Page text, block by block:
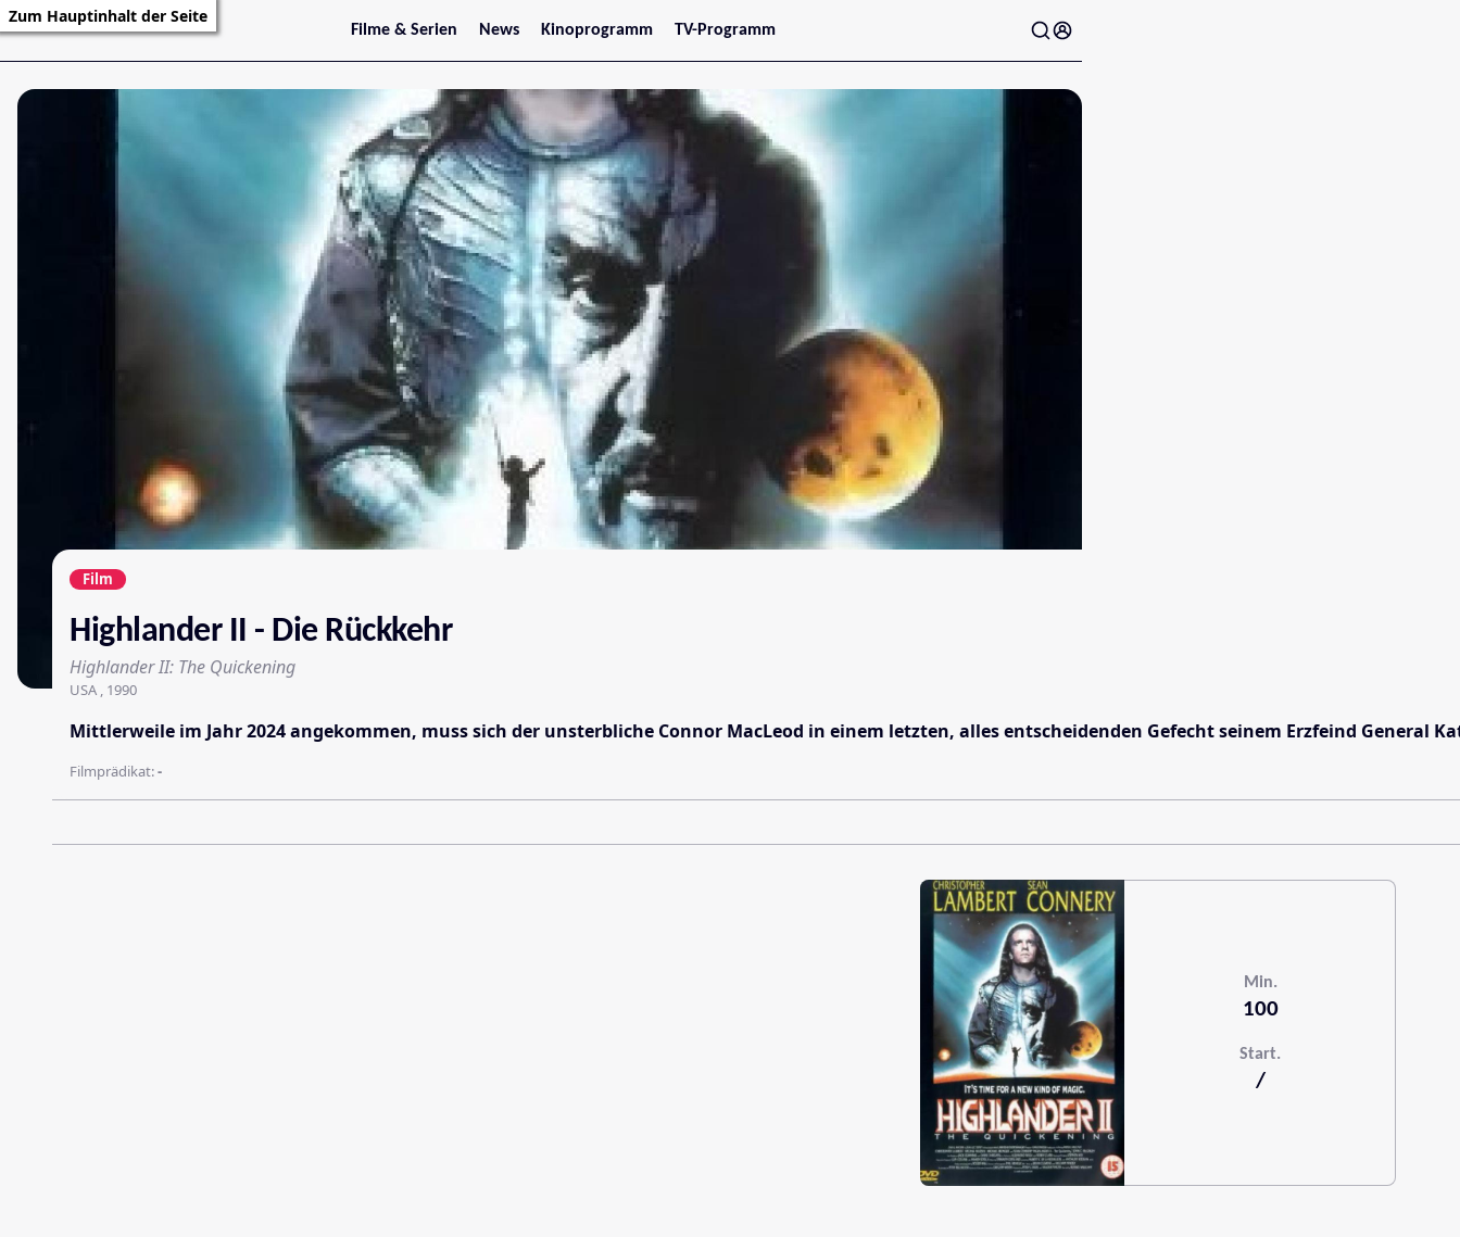
Zum Hauptinhalt der Seite
Filme & Serien
Trailer
Filmarchiv
Serienarchiv
News
Stars
Kinoprogramm
Jetzt im Kino
Niederösterreich
Oberösterreich
Steiermark
Burgenland
Kärnten
Salzburg
Tirol
Vorarlberg
TV-Programm
Film
Highlander II - Die Rückkehr
Highlander II: The Quickening
USA , 1990
Mittlerweile im Jahr 2024 angekommen, muss sich der unsterbliche Connor MacLeod in einem letzten, alles entscheidenden Gefecht seinem Erzfeind General
Filmprädikat:-
Min.
100
Start.
/